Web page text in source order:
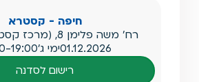
חיפה - קסטרא
רח' משה פלימן 8, (מרכז קסטרא), חיפה
01.12.2026ימי ג'19:00
רישום לסדנה